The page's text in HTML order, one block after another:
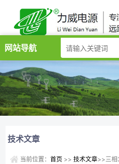
网站导航
技术文章
当前位置：首页 >>技术文章>>三